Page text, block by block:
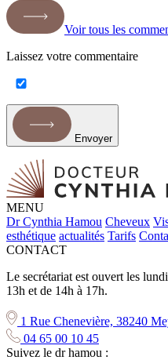
Voir tous les
Laissez votre commentaire
Envoyer
MENU
Dr Cynthia Hamou Cheveux
esthétique actualités Tarifs
CONTACT
Le secrétariat est ouvert les
13h et de 14h à 17h.
1 Rue Chenevière, 38240
04 65 00 10 45
Suivez le dr hamou :